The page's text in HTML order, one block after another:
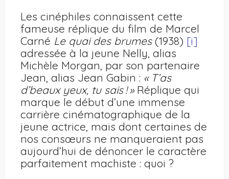
Les cinéphiles connaissent cette
fameuse réplique du film de Marcel
Carné Le quai des brumes(1938) [i]
adressée à la jeune Nelly, alias
Michèle Morgan, par son partenaire
Jean, alias Jean Gabin : « T’as
d’beaux yeux, tu sais ! »Réplique qui
marque le début d’une immense
carrière cinématographique de la
jeune actrice, mais dont certaines de
nos consœurs ne manqueraient pas
aujourd’hui de dénoncer le caractère
parfaitement machiste : quoi ?